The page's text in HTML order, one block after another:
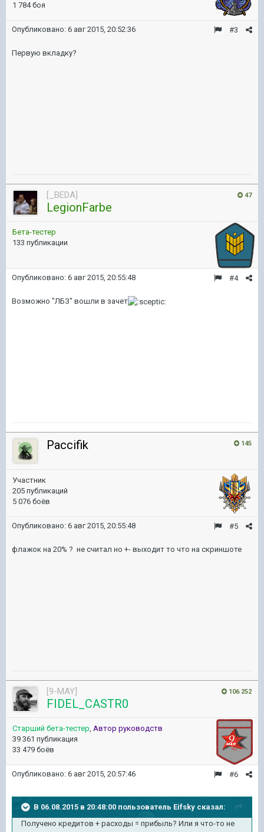
1 784 боя
#3
Опубликовано: 6 авг 2015, 20:52:36
Первую вкладку?
47
[_BEDA]
LegionFarbe
Бета-тестер
133 публикации
#4
Опубликовано: 6 авг 2015, 20:55:48
Возможно "ЛБЗ" вошли в зачет
145
Paccifik
Участник
205 публикаций
5 076 боёв
#5
Опубликовано: 6 авг 2015, 20:55:48
флажок на 20% ? не считал но +- выходит то что на скриншоте
106 252
[9-MAY]
FIDEL_CASTR0
Старший бета-тестер, Автор руководств
39 361 публикация
33 479 боёв
#6
Опубликовано: 6 авг 2015, 20:57:46
В 06.08.2015 в 20:48:00 пользователь Eifsky сказал:
Получено кредитов + расходы = прибыль? Или я что-то не